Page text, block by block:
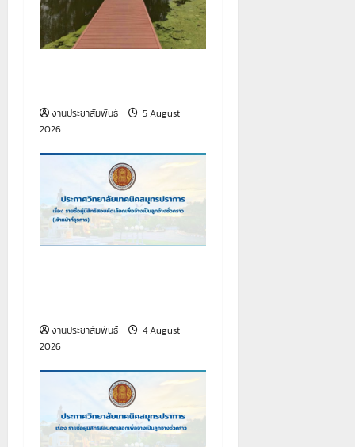
งานประชาสัมพันธ์
5 August
2026
งานประชาสัมพันธ์
4 August
2026